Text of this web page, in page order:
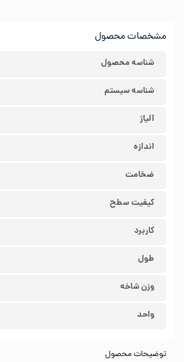
مشخصات محصول
شناسه محصول
شناسه سیستم
آلیاژ
اندازه
ضخامت
کیفیت سطح
کاربرد
طول
وزن شاخه
واحد
توضیحات محصول